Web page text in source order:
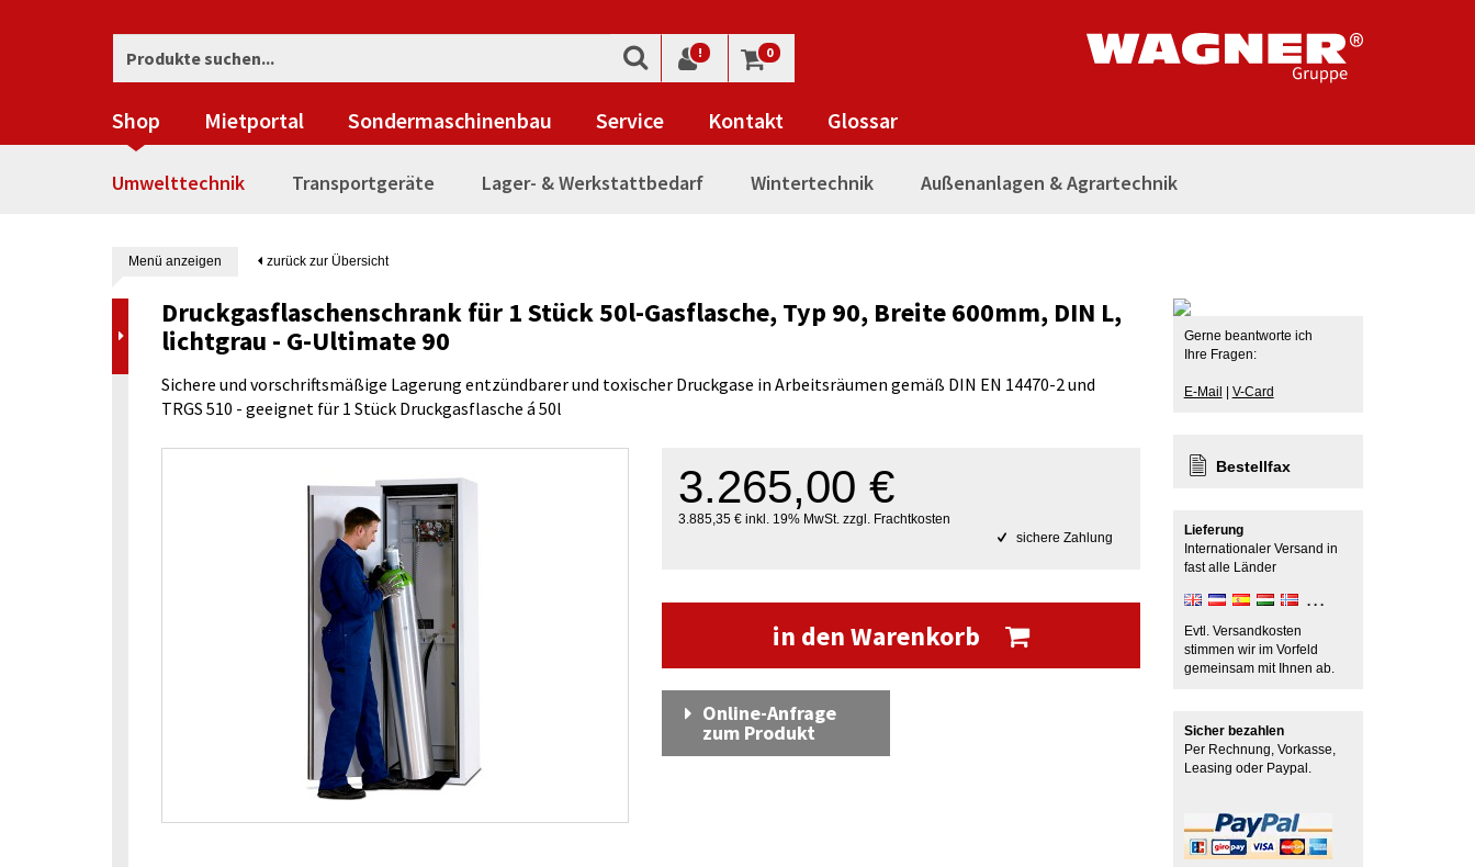
! 0
Shop Mietportal Sondermaschinenbau Service Kontakt Glossar
Umwelttechnik Transportgeräte Lager- & Werkstattbedarf Wintertechnik Außenanlagen & Agrartechnik
Menü anzeigen zurück zur Übersicht
Druckgasflaschenschrank für 1 Stück 50l-Gasflasche, Typ 90, Breite 600mm, DIN L,
lichtgrau - G-Ultimate 90
Sichere und vorschriftsmäßige Lagerung entzündbarer und toxischer Druckgase in Arbeitsräumen gemäß DIN EN 14470-2 und
TRGS 510 - geeignet für 1 Stück Druckgasflasche á 50l
3.265,00 €
3.885,35 € inkl. 19% MwSt. zzgl. Frachtkosten
sichere Zahlung
in den Warenkorb
Online-Anfrage
zum Produkt
Gerne beantworte ich
Ihre Fragen:
E-Mail V-Card
Bestellfax
Lieferung
Internationaler Versand in
fast alle Länder
Evtl. Versandkosten
stimmen wir im Vorfeld
gemeinsam mit Ihnen ab.
Sicher bezahlen
Per Rechnung, Vorkasse,
Leasing oder Paypal.